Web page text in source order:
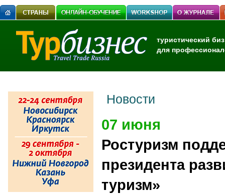
туристический
для
Новости
07 июня
Ростуризм
президента
туризм»